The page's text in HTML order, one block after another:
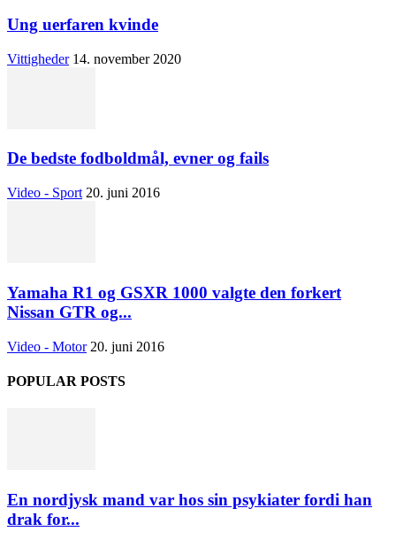
Ung uerfaren kvinde
Vittigheder 14. november 2020
De bedste fodboldmål, evner og fails
Video - Sport 20. juni 2016
Yamaha R1 og GSXR 1000 valgte den forkert
Nissan GTR og...
Video - Motor 20. juni 2016
POPULAR POSTS
En nordjysk mand var hos sin psykiater fordi han
drak for...